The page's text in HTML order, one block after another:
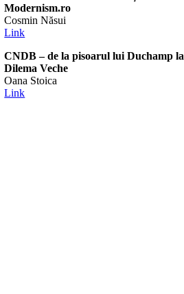
Modernism.ro
Cosmin Năsui
Link
CNDB – de la pisoarul lui Duchamp
Dilema Veche
Oana Stoica
Link